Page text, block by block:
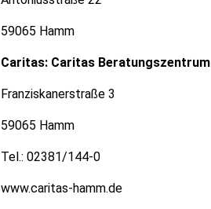
59065 Hamm
Caritas: Caritas Beratungszentrum
Franziskanerstraße 3
59065 Hamm
Tel.: 02381/144-0
www.caritas-hamm.de